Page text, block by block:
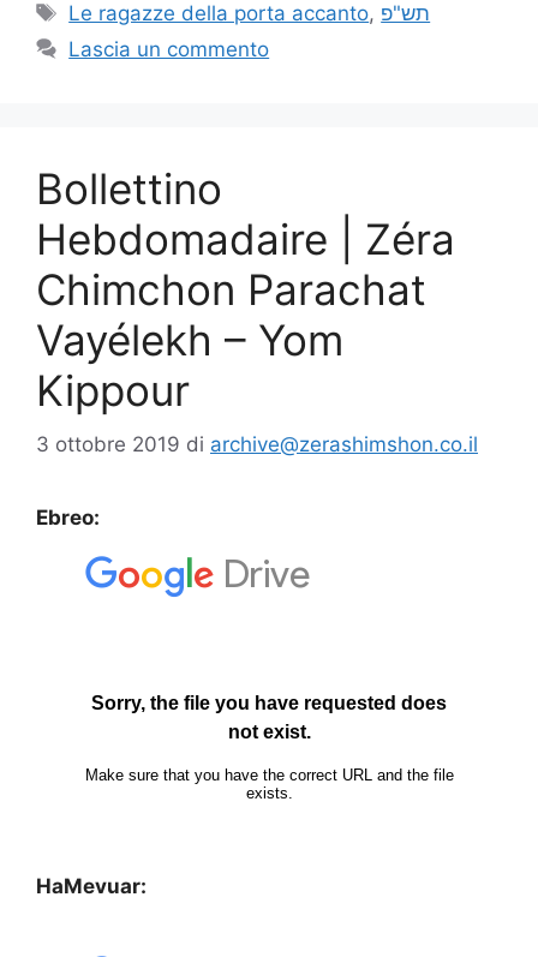
Le ragazze della porta accanto, תש"פ
Lascia un commento
Bollettino
Hebdomadaire | Zéra
Chimchon Parachat
Vayélekh – Yom
Kippour
3 ottobre 2019 di archive@zerashimshon.co.il
Ebreo:
HaMevuar: